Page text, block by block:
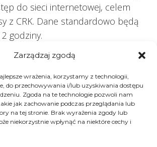
Zarządzaj zgodą
wrażenia, korzystamy z technologii,
do przechowywania i/lub uzyskiwania dostępu
Zgoda na te technologie pozwoli nam
jak zachowanie podczas przeglądania lub
na tej stronie. Brak wyrażenia zgody lub
niekorzystnie wpłynąć na niektóre cechy i
do sieci internetowej, celem
z CRK. Dane standardowo będą
godziny.
PRZYGOTOWALIŚMY DLA CIEBIE
kasy-fiskalne-online/